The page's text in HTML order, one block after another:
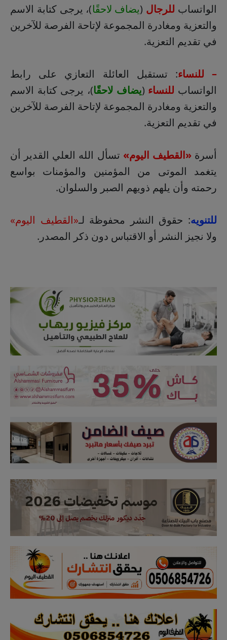
الواتساب للرجال (يضاف لاحقًا)، يرجى كتابة الاسم
والتعزية ومغادرة المجموعة لإتاحة الفرصة للآخرين
في تقديم التعزية.
– للنساء: تستقبل العائلة التعازي على رابط
الواتساب للنساء (يضاف لاحقًا)، يرجى كتابة الاسم
والتعزية ومغادرة المجموعة لإتاحة الفرصة للآخرين
في تقديم التعزية.
أسرة«القطيف اليوم» تسأل الله العلي القدير أن
يتغمد الموتى من المؤمنين والمؤمنات بواسع
رحمته وأن يلهم ذويهم الصبر والسلوان.
للتنويه: حقوق النشر محفوظة لـ«القطيف اليوم»
ولا نجيز النشر أو الاقتباس دون ذكر المصدر.